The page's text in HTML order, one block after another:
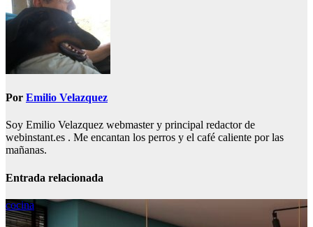
Por Emilio Velazquez
Soy Emilio Velazquez webmaster y principal redactor de
webinstant.es . Me encantan los perros y el café caliente por las
mañanas.
Entrada relacionada
cocina